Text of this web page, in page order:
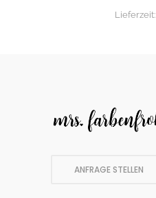
Lieferzeit:
ANFRAGE STELLEN